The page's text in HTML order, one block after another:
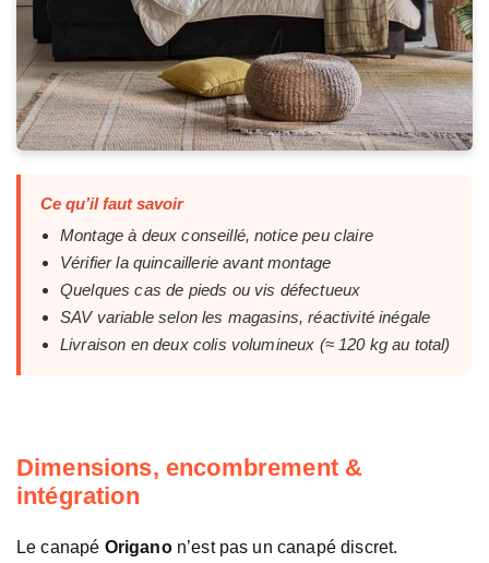
Ce qu’il faut savoir
Montage à deux conseillé, notice peu claire
Vérifier la quincaillerie avant montage
Quelques cas de pieds ou vis défectueux
SAV variable selon les magasins, réactivité inégale
Livraison en deux colis volumineux (≈ 120 kg au total)
Dimensions, encombrement &
intégration
Le canapé Origanon’est pas un canapé discret.